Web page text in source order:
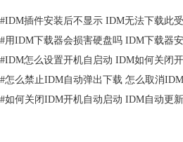
3、等待idm抓取完成——如图1，选中需要
即可批量下载。
片。
二、如何快速下载网页所有的图片
以Chrome浏览器为例，具体操作如下：
#IDM插件安装后不显示 IDM无法下载此
#用IDM下载器会损害硬盘吗 IDM下载器
#IDM怎么设置开机自启动 IDM如何关闭
#怎么禁止IDM自动弹出下载 怎么取消
#如何关闭IDM开机自动启动 IDM自动更